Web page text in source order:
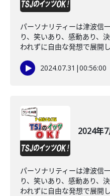
パーソナリティーは津波信
り、笑いあり、感動あり、
われずに自由な発想で展開
2024.07.31 |00:56:00
2024年
パーソナリティーは津波信
り、笑いあり、感動あり、
われずに自由な発想で展開